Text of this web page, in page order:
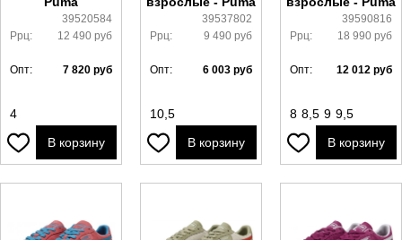
39520584
Ррц:
12 490 руб
Опт: 7 820 руб
4
В корзину
39537802
Ррц:
9 490 руб
Опт: 6 003 руб
10,5
В корзину
39590816
Ррц:
18 990 руб
Опт: 12 012 руб
8 8,5 9 9,5
В корзину